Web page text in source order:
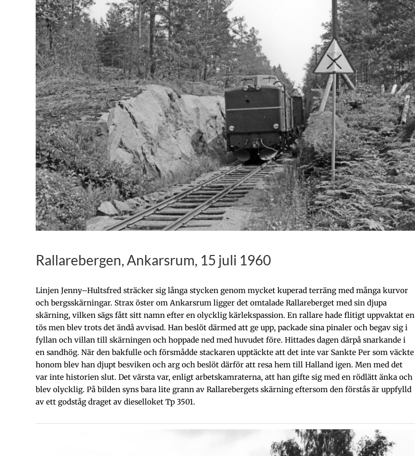
Rallarebergen, Ankarsrum, 15 juli 1960
Linjen Jenny–Hultsfred sträcker sig långa stycken genom mycket kuperad terräng med många kurvor
och bergsskärningar. Strax öster om Ankarsrum ligger det omtalade Rallareberget med sin djupa
skärning, vilken sägs fått sitt namn efter en olycklig kärlekspassion. En rallare hade flitigt uppvaktat en
tös men blev trots det ändå avvisad. Han beslöt därmed att ge upp, packade sina pinaler och begav sig i
fyllan och villan till skärningen och hoppade ned med huvudet före. Hittades dagen därpå snarkande i
en sandhög. När den bakfulle och försmådde stackaren upptäckte att det inte var Sankte Per som väckte
honom blev han djupt besviken och arg och beslöt därför att resa hem till Halland igen. Men med det
var inte historien slut. Det värsta var, enligt arbetskamraterna, att han gifte sig med en rödlätt änka och
blev olycklig. På bilden syns bara lite grann av Rallarebergets skärning eftersom den förstås är uppfylld
av ett godståg draget av dieselloket Tp 3501.